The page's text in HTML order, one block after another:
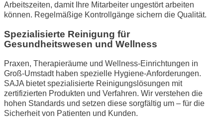
Arbeitszeiten, damit Ihre Mitarbeiter ungestört arbeiten
können. Regelmäßige Kontrollgänge sichern die Qualität.
Spezialisierte Reinigung für
Gesundheitswesen und Wellness
Praxen, Therapieräume und Wellness-Einrichtungen in
Groß-Umstadt haben spezielle Hygiene-Anforderungen.
SAJA bietet spezialisierte Reinigungslösungen mit
zertifizierten Produkten und Verfahren. Wir verstehen die
hohen Standards und setzen diese sorgfältig um – für die
Sicherheit von Patienten und Kunden.